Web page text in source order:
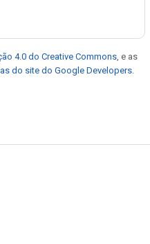
4.0 do Creative Commons , e as
do site do Google Developers